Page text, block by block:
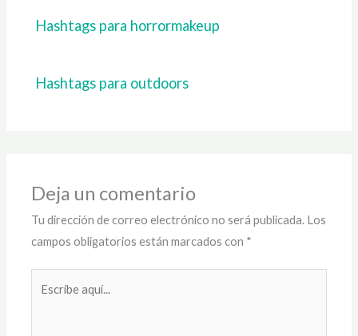
Hashtags para horrormakeup
Hashtags para outdoors
Deja un comentario
Tu dirección de correo electrónico no será publicada. Los
campos obligatorios están marcados con *